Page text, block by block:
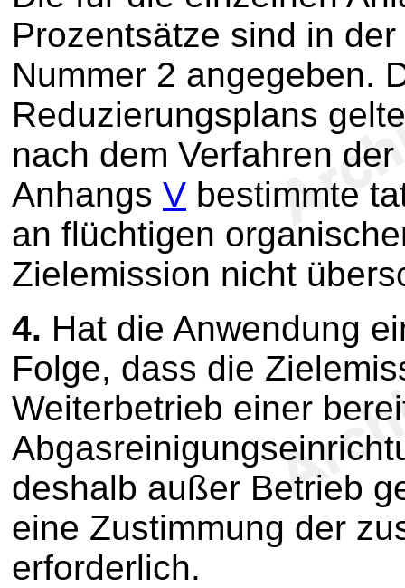
Prozentsätze sind in
Nummer 2 angegeben.
Reduzierungsplans
nach dem Verfahren
Anhangs V bestimmte
an flüchtigen
Zielemission nicht
4. Hat die Anwendung
Folge, dass die
Weiterbetrieb einer
deshalb außer Betrieb
eine Zustimmung der
erforderlich.